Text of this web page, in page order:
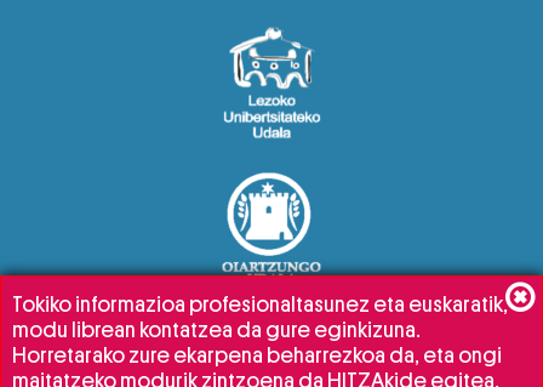
Tokiko informazioa profesionaltasunez eta euskaratik,
modu librean kontatzea da gure eginkizuna.
Horretarako zure ekarpena beharrezkoa da, eta ongi
maitatzeko modurik zintzoena da HITZAkide egitea.